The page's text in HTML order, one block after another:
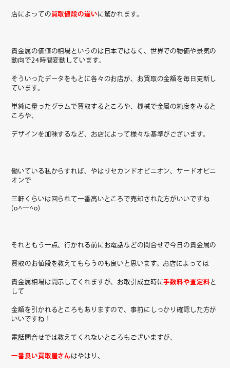
店によっての買取値段の違いに驚かれます。
貴金属の価値の相場というのは日本ではなく、世界での物価や景気の
動向で24時間変動しています。
そういったデータをもとに各々のお店が、お買取の金額を毎日更新し
ています。
単純に量ったグラムで買取するところや、機械で金属の純度をみると
ころや、
デザインを加味するなど、お店によって様々な基準がございます。
働いている私からすれば、やはりセカンドオピニオン、サードオピニ
オンで
三軒くらいは回られて一番高いところで売却された方がいいですね
(o^―^o)
それともう一点、行かれる前にお電話などの問合せで今日の貴金属の
買取のお値段を教えてもらうのも良いと思います。お店によっては
貴金属相場は開示してくれますが、お取引成立時に手数料や査定料 と
して
金額を引かれるところもありますので、事前にしっかり確認した方が
いいですね！
電話問合せでは教えてくれないところもございますが、
一番良い買取屋さんはやはり、